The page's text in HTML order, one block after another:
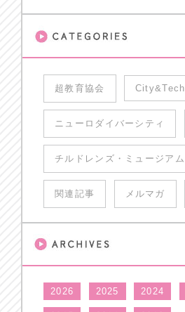
超教育協会 City&Tech
ニューロダイバーシティ
チルドレンズ・ミュージアム
関連記事 メルマガ
2026 2025 2024